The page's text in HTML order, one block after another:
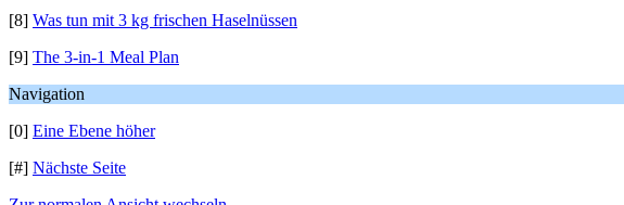
[8] Was tun mit 3 kg frischen Haselnüssen
[9] The 3-in-1 Meal Plan
Navigation
[0] Eine Ebene höher
[#] Nächste Seite